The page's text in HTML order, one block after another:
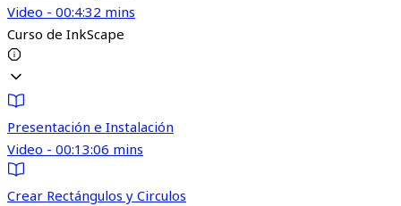
Video - 00:4:32 mins
Curso de InkScape
Presentación e Instalación
Video - 00:13:06 mins
Crear Rectángulos y Circulos